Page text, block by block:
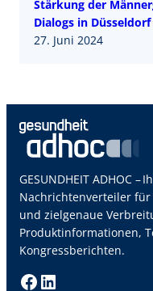
Stärkung der
Dialogs in Düsseldorf
27. Juni 2024
GESUNDHEIT ADHOC
Nachrichtenverteiler
und zielgenaue
Produktinformationen,
Kongressberichten.
Facebook LinkedIn